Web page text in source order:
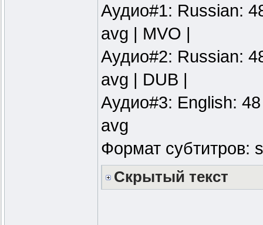
Аудио#1: Russian:
avg | MVO |
Аудио#2: Russian:
avg | DUB |
Аудио#3: English:
avg
Формат субтитров:
Скрытый текст